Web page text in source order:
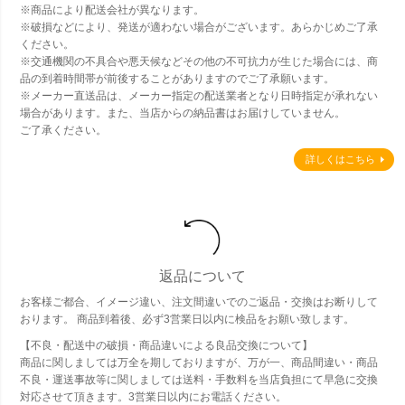
※商品により配送会社が異なります。
※破損などにより、発送が適わない場合がございます。あらかじめご了承
ください。
※交通機関の不具合や悪天候などその他の不可抗力が生じた場合には、商
品の到着時間帯が前後することがありますのでご了承願います。
※メーカー直送品は、メーカー指定の配送業者となり日時指定が承れない
場合があります。また、当店からの納品書はお届けしていません。
ご了承ください。
詳しくはこちら
返品について
お客様ご都合、イメージ違い、注文間違いでのご返品・交換はお断りして
おります。 商品到着後、必ず3営業日以内に検品をお願い致します。
【不良・配送中の破損・商品違いによる良品交換について】
商品に関しましては万全を期しておりますが、万が一、商品間違い・商品
不良・運送事故等に関しましては送料・手数料を当店負担にて早急に交換
対応させて頂きます。3営業日以内にお電話ください。